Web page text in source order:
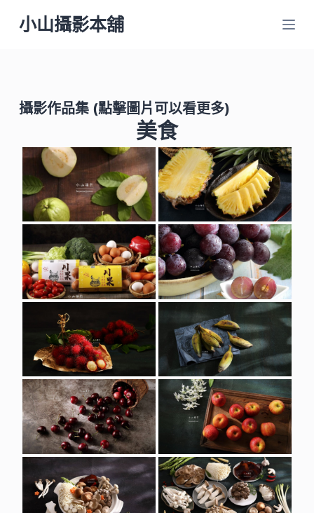
跳
內
容
小山攝影本舖
攝影作品集(點擊圖片可以看更多)
美食